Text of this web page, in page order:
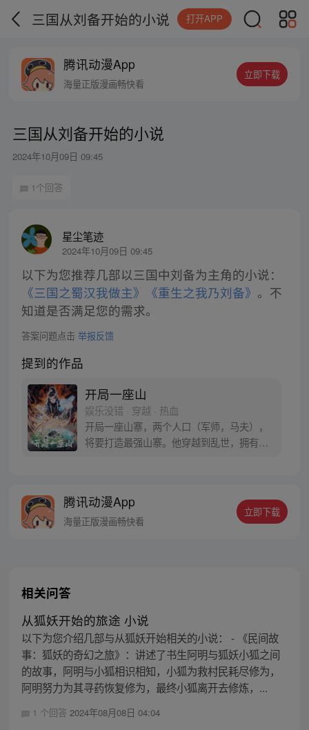
三国从刘备开始的小说 打开APP
腾讯动漫App
海量正版漫画畅快看
立即下载
三国从刘备开始的小说
2024年10月09日 09:45
1个回答
星尘笔迹
2024年10月09日 09:45
以下为您推荐几部以三国中刘备为主角的小说：
《三国之蜀汉我做主》
《重生之我乃刘备》 。不
知道是否满足您的需求。
答案问题点击 举报反馈
提到的作品
开局一座山
娱乐没错 · 穿越 · 热血
开局一座山寨，两个人口（军师，马夫），
将要打造最强山寨。他穿越到乱世，拥有一
名震古今，问一声：王侯将相，宁有种乎！
腾讯动漫App
海量正版漫画畅快看
立即下载
相关问答
从狐妖开始的旅途 小说
以下为您介绍几部与从狐妖开始相关的小说： - 《民间故
事：狐妖的奇幻之旅》：讲述了书生阿明与狐妖小狐之间
的故事，阿明与小狐相识相知，小狐为救村民耗尽修为，
阿明努力为其寻药恢复修为，最终小狐离开去修炼，...
1 个回答 2024年08月08日 04:04